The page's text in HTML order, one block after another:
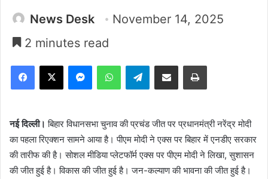
News Desk
November 14, 2025
2 minutes read
Facebook
X MessengerWhatsAppTelegramShare via Email Print
नई दिल्ली। बिहार विधानसभा चुनाव की प्रचंड जीत पर प्रधानमंत्री नरेंद्र मोदी
का पहला रिएक्शन सामने आया है। पीएम मोदी ने एक्स पर बिहार में एनडीए सरकार
की तारीफ की है। सोशल मीडिया प्लेटफॉर्म एक्स पर पीएम मोदी ने लिखा, सुशासन
की जीत हुई है। विकास की जीत हुई है। जन-कल्याण की भावना की जीत हुई है।